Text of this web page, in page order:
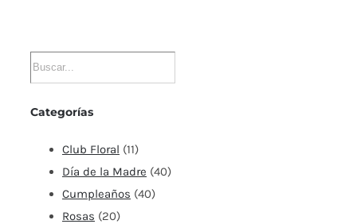
Categorías
Club Floral (11)
Día de la Madre (40)
Cumpleaños (40)
Rosas (20)